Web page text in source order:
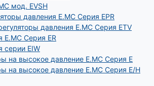
мод. EVSH
давления E.MC Серия EPR
давления E.MC Серия ETV
E.MC Серия ER
серии EIW
на высокое давление E.MC Серия E
на высокое давление E.MC Серия E/H